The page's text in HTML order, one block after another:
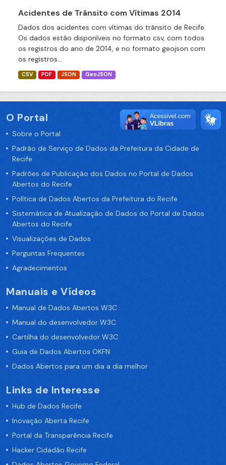
Acidentes de Trânsito com Vítimas 2014
Dados dos acidentes com vítimas do trânsito de Recife.
Os dados estão disponíveis no formato csv, com todos
os registros do ano de 2014, e no formato geojson com
os registros...
CSV PDF JSON GeoJSON
O Portal
Sobre o Portal
Padrão de Serviço de Dados da Prefeitura da Cidade de
Recife
Padrões de Publicação dos Dados no Portal de Dados
Abertos do Recife
Política de Dados Abertos da Prefeitura do Recife
Sistemática de Atualização de Dados do Portal de Dados
Abertos do Recife
Visualizações de Dados
Perguntas Frequentes
Agradecimentos
Manuais e Vídeos
Manual de Dados Abertos W3C
Manual do desenvolvedor W3C
Cartilha do desenvolvedor W3C
Guia de Dados Abertos OKFN
Dados Abertos para um dia a dia melhor
Links de Interesse
Hub de Dados Recife
Inovação Aberta Recife
Portal da Transparência Recife
Hacker Cidadão Recife